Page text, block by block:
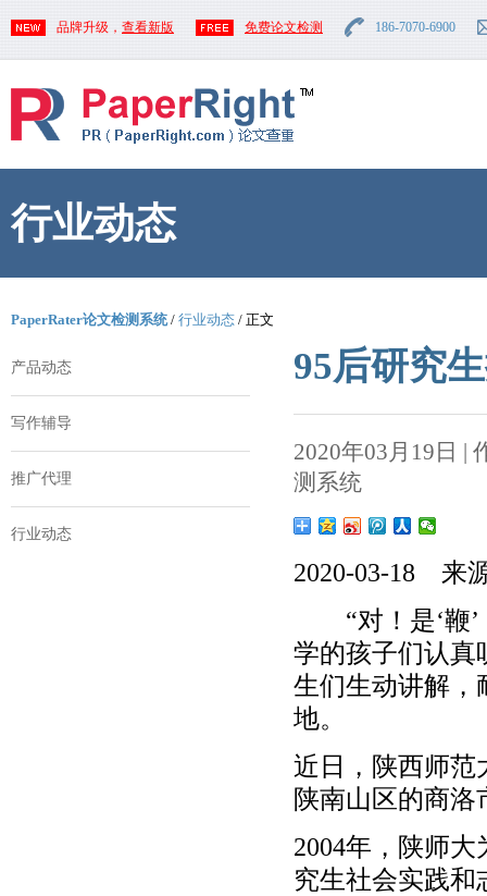
品牌升级， 查看新版 免费论文检测 186-7070-6900
行业动态
PaperRater论文检测系统/ 行业动态 / 正文
产品动态
写作辅导
推广代理
行业动态
95后研究
2020年03月19日 |
测系统
2020-03-18 来
“对！是‘鞭’
学的孩子们认真
生们生动讲解
地。
近日，陕西师范
陕南山区的商洛
2004年，陕师
究生社会实践和